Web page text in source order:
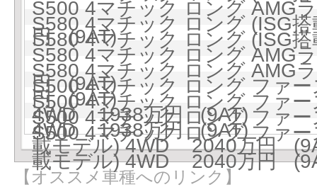
S500 4マチック ロング AMG
円 (9AT)
S580 4マチック ロング (ISG
S580 4マチック ロング (ISG
S580 4マチック ロング AMG
円 (9AT)
S580 4マチック ロング AMG
円 (9AT)
S500 4マチック ロング ファ
4WD 1938万円 (9AT)
S500 4マチック ロング ファ
4WD 1938万円 (9AT)
S500 4マチック ロング ファ
載モデル) 4WD 2040万円
S500 4マチック ロング ファ
載モデル) 4WD 2040万円
【オススメ車種へのリンク】